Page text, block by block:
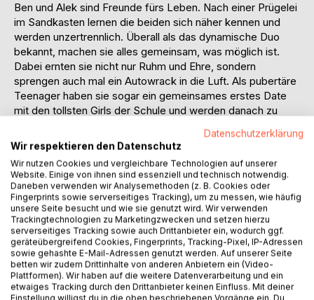
Ben und Alek sind Freunde fürs Leben. Nach einer Prügelei
im Sandkasten lernen die beiden sich näher kennen und
werden unzertrennlich. Überall als das dynamische Duo
bekannt, machen sie alles gemeinsam, was möglich ist.
Dabei ernten sie nicht nur Ruhm und Ehre, sondern
sprengen auch mal ein Autowrack in die Luft. Als pubertäre
Teenager haben sie sogar ein gemeinsames erstes Date
mit den tollsten Girls der Schule und werden danach zu
Während Alek auf den Geschmack kommt und nach seiner
ersten Beziehung die eine oder andere Freundin hat oder
auch nur die eine oder andere Kurzbekanntschaft macht,
bleibt Ben jahrelang mit seiner ersten Freundin zusammen.
Auch die ersten gemeinsamen Jahre des dynamischen
Duos an der Uni hielt seine Beziehung, bis die Distanz sie
sich auseinanderleben ließ. So glaubte zumindest Alek,
dass es gewesen ist. Denn was dieser nicht wusste,
überrascht ihn, als Ben eines Tages unverhofft und viel
früher als erwartet von seinem Semester an der Partner-
Uni zurückkommt.
Datenschutzerklärung
Wir respektieren den Datenschutz
Wir nutzen Cookies und vergleichbare Technologien auf unserer
Website. Einige von ihnen sind essenziell und technisch notwendig.
Daneben verwenden wir Analysemethoden (z. B. Cookies oder
Fingerprints sowie serverseitiges Tracking), um zu messen, wie häufig
unsere Seite besucht und wie sie genutzt wird. Wir verwenden
Trackingtechnologien zu Marketingzwecken und setzen hierzu
serverseitiges Tracking sowie auch Drittanbieter ein, wodurch ggf.
geräteübergreifend Cookies, Fingerprints, Tracking-Pixel, IP-Adressen
sowie gehashte E-Mail-Adressen genutzt werden. Auf unserer Seite
betten wir zudem Drittinhalte von anderen Anbietern ein (Video-
Plattformen). Wir haben auf die weitere Datenverarbeitung und ein
etwaiges Tracking durch den Drittanbieter keinen Einfluss. Mit deiner
Einstellung willigst du in die oben beschriebenen Vorgänge ein. Du